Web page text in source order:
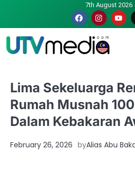
7th August 2026
Lima Sekeluarga
Rumah Musnah
Dalam Kebakaran
February 26, 2026 byAlias Abu